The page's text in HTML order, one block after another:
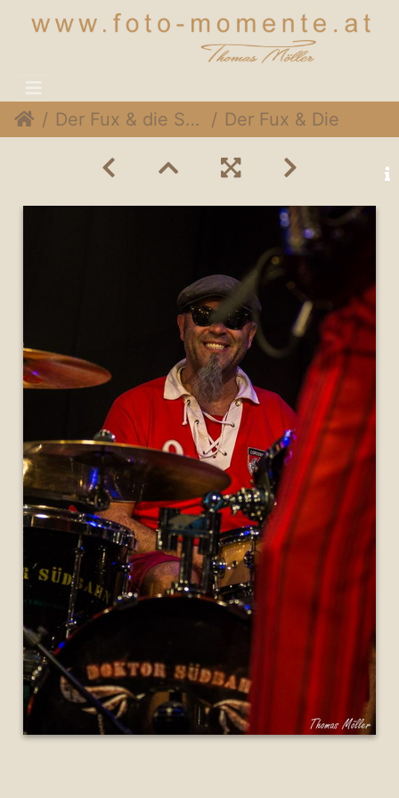
Der Fux & die Sympartie @ Rothneusiedlerhof Wien, 24. November 2014 Der Fux & Die SymPartie 026